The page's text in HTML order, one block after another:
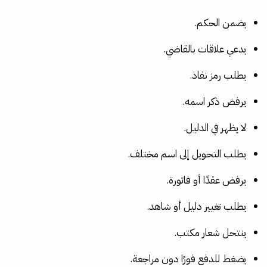
يضمن الحكم.
يدعي علاقات بالقاضي.
يطلب رمز نفاذ.
يرفض ذكر اسمه.
لا يظهر في الدليل.
يطلب التحويل إلى اسم مختلف.
يرفض عقدًا أو فاتورة.
يطلب تغيير دليل أو شاهد.
ينتحل شعار مكتب.
يضغط للدفع فورًا دون مراجعة.